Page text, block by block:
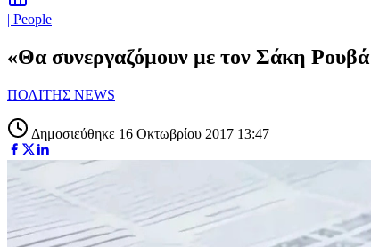
| People
«Θα συνεργαζόμουν με τον Σάκη
ΠΟΛΙΤΗΣ NEWS
Δημοσιεύθηκε 16 Οκτωβρίου 2017 13:47